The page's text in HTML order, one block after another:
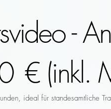
-
€ (inkl.
ideal für standesamtliche